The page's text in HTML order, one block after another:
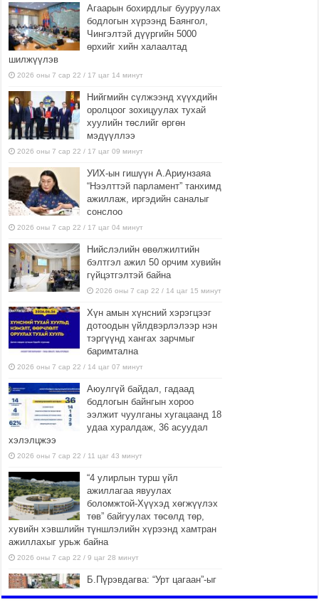
Агаарын бохирдлыг бууруулах
бодлогын хүрээнд Баянгол,
Чингэлтэй дүүргийн 5000
өрхийг хийн халаалтад
шилжүүлэв
2026 оны 7 сар 22 / 17 цаг 14 минут
Нийгмийн сүлжээнд хүүхдийн
оролцоог зохицуулах тухай
хуулийн төслийг өргөн
мэдүүллээ
2026 оны 7 сар 22 / 17 цаг 09 минут
УИХ-ын гишүүн А.Ариунзаяа
“Нээлттэй парламент” танхимд
ажиллаж, иргэдийн саналыг
сонслоо
2026 оны 7 сар 22 / 17 цаг 04 минут
Нийслэлийн өвөлжилтийн
бэлтгэл ажил 50 орчим хувийн
гүйцэтгэлтэй байна
2026 оны 7 сар 22 / 14 цаг 15 минут
Хүн амын хүнсний хэрэгцээг
дотоодын үйлдвэрлэлээр нэн
тэргүүнд хангах зарчмыг
баримтална
2026 оны 7 сар 22 / 14 цаг 07 минут
Аюулгүй байдал, гадаад
бодлогын байнгын хороо
ээлжит чуулганы хугацаанд 18
удаа хуралдаж, 36 асуудал
хэлэлцжээ
2026 оны 7 сар 22 / 11 цаг 43 минут
“4 улирлын турш үйл
ажиллагаа явуулах
боломжтой-Хүүхэд хөгжүүлэх
төв” байгуулах төсөлд төр,
хувийн хэвшлийн түншлэлийн хүрээнд хамтран
ажиллахыг урьж байна
2026 оны 7 сар 22 / 9 цаг 28 минут
Б.Пүрэвдагва: “Урт цагаан”-ыг